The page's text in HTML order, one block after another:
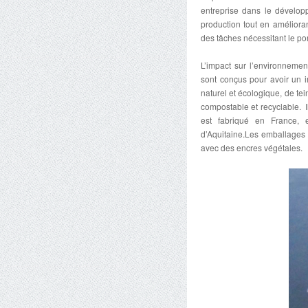
entreprise dans le
production tout en
des tâches nécessitant le
L’impact sur
sont conçus pour avoir un
naturel et écologique, de
compostable et recyclable.
est fabriqué en France,
d’Aquitaine.Les
avec des encres végétales.